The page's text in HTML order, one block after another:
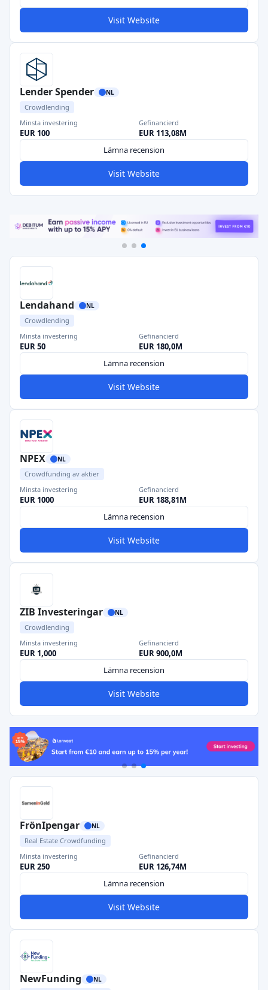
Visit Website
Lender Spender NL
Crowdlending
Minsta investering
EUR 100
Gefinancierd
EUR 113,08M
Lämna recension
Visit Website
Lendahand NL
Crowdlending
Minsta investering
EUR 50
Gefinancierd
EUR 180,0M
Lämna recension
Visit Website
NPEX NL
Crowdfunding av aktier
Minsta investering
EUR 1000
Gefinancierd
EUR 188,81M
Lämna recension
Visit Website
ZIB Investeringar NL
Crowdlending
Minsta investering
EUR 1,000
Gefinancierd
EUR 900,0M
Lämna recension
Visit Website
FrönIpengar NL
Real Estate Crowdfunding
Minsta investering
EUR 250
Gefinancierd
EUR 126,74M
Lämna recension
Visit Website
NewFunding NL